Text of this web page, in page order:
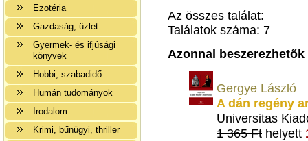
Ezotéria
Gazdaság, üzlet
Gyermek- és ifjúsági
könyvek
Hobbi, szabadidő
Humán tudományok
Irodalom
Krimi, bűnügyi, thriller
Az összes találat:
Találatok száma: 7
Azonnal beszerezhetők
Gergye László
A dán regény
Universitas
1 365 Ft helyett